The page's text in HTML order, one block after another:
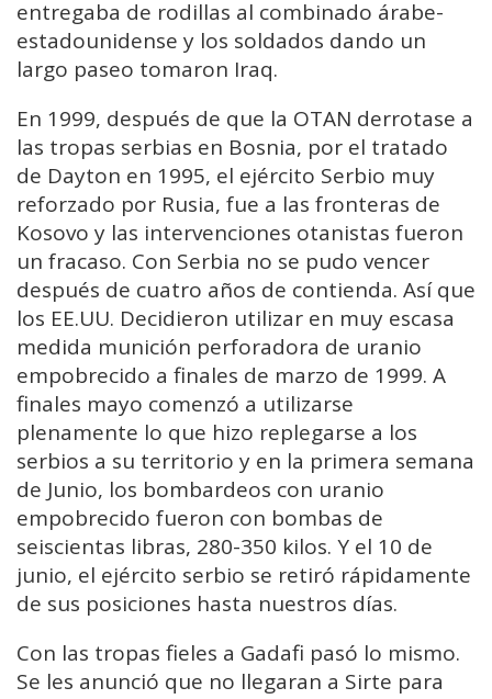
entregaba de rodillas al combinado árabe-
estadounidense y los soldados dando un
largo paseo tomaron Iraq.
En 1999, después de que la OTAN derrotase a
las tropas serbias en Bosnia, por el tratado
de Dayton en 1995, el ejército Serbio muy
reforzado por Rusia, fue a las fronteras de
Kosovo y las intervenciones otanistas fueron
un fracaso. Con Serbia no se pudo vencer
después de cuatro años de contienda. Así que
los EE.UU. Decidieron utilizar en muy escasa
medida munición perforadora de uranio
empobrecido a finales de marzo de 1999. A
finales mayo comenzó a utilizarse
plenamente lo que hizo replegarse a los
serbios a su territorio y en la primera semana
de Junio, los bombardeos con uranio
empobrecido fueron con bombas de
seiscientas libras, 280-350 kilos. Y el 10 de
junio, el ejército serbio se retiró rápidamente
de sus posiciones hasta nuestros días.
Con las tropas fieles a Gadafi pasó lo mismo.
Se les anunció que no llegaran a Sirte para